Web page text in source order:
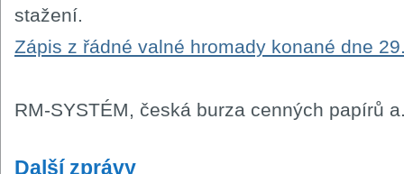
stažení.
Zápis z řádné valné hromady konané dne
RM-SYSTÉM, česká burza cenných papírů
Další zprávy